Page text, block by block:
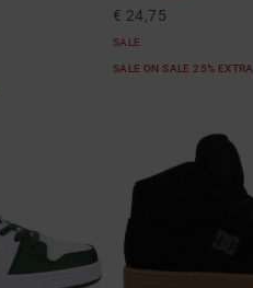
€ 24,75
SALE
SALE ON SALE 25% EXTRA